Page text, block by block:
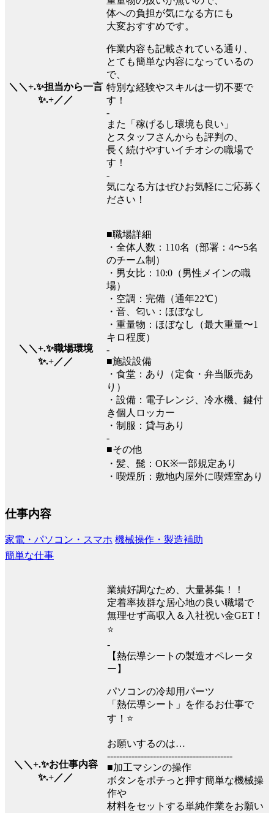
＼＼+.✨担当から一言
✨.+／／
体への負担が気になる方にも
大変おすすめです。
作業内容も記載されている通り、
とても簡単な内容になっているの
で、
特別な経験やスキルは一切不要で
す！
-
また「稼げるし環境も良い」
とスタッフさんからも評判の、
長く続けやすいイチオシの職場で
す！
-
気になる方はぜひお気軽にご応募く
ださい！
＼＼+.✨職場環境
✨.+／／
■職場詳細
・全体人数：110名（部署：4〜5名
のチーム制）
・男女比：10:0（男性メインの職
場）
・空調：完備（通年22℃）
・音、匂い：ほぼなし
・重量物：ほぼなし（最大重量〜1
キロ程度）
-
■施設設備
・食堂：あり（定食・弁当販売あ
り）
・設備：電子レンジ、冷水機、鍵付
き個人ロッカー
・制服：貸与あり
-
■その他
・髪、髭：OK※一部規定あり
・喫煙所：敷地内屋外に喫煙室あり
仕事内容
家電・パソコン・スマホ 機械操作・製造補助
簡単な仕事
＼＼+.✨お仕事内容
✨.+／／
業績好調なため、大量募集！！
定着率抜群な居心地の良い職場で
無理せず高収入＆入社祝い金GET！
⭐
-
【熱伝導シートの製造オペレータ
ー】
パソコンの冷却用パーツ
「熱伝導シート」を作るお仕事で
す！⭐
お願いするのは…
-----------------------------------------
■加工マシンの操作
ボタンをポチっと押す簡単な機械操
作や
材料をセットする単純作業をお願い